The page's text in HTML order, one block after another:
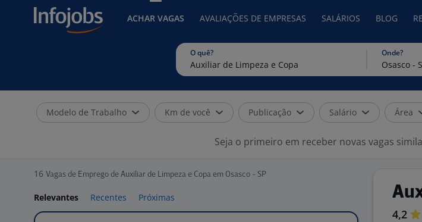
ACHAR VAGAS AVALIAÇÕES DE EMPRESAS SALÁRIOS BLOG
O quê? Onde?
Modelo de Trabalho Km de você Publicação Salário Área
Seja o primeiro em receber novas vagas
16 Vagas de Emprego de Auxiliar de Limpeza e Copa em Osasco - SP
Relevantes Recentes Próximas
4,2